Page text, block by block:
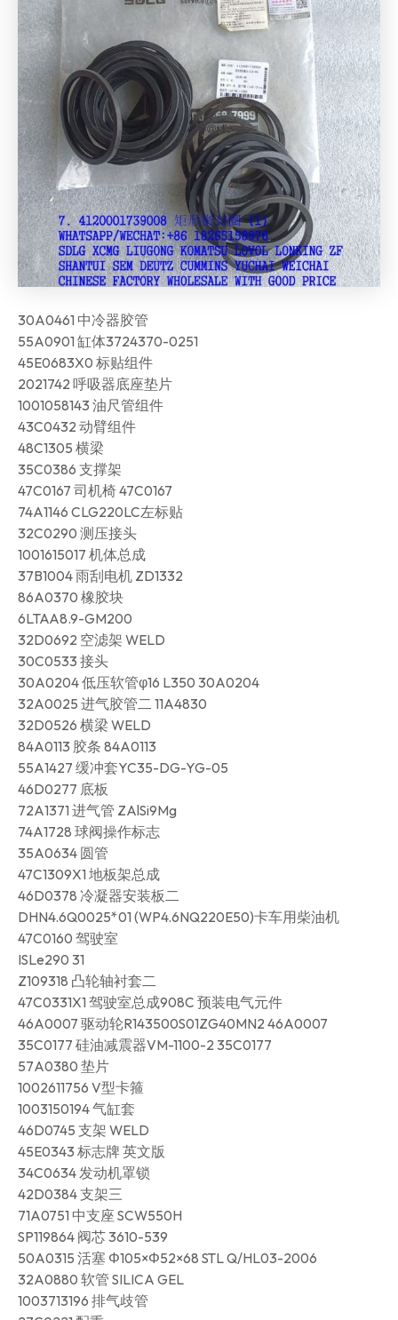
30A0461 中冷器胶管
55A0901 缸体3724370-0251
45E0683X0 标贴组件
2021742 呼吸器底座垫片
1001058143 油尺管组件
43C0432 动臂组件
48C1305 横梁
35C0386 支撑架
47C0167 司机椅 47C0167
74A1146 CLG220LC左标贴
32C0290 测压接头
1001615017 机体总成
37B1004 雨刮电机 ZD1332
86A0370 橡胶块
6LTAA8.9-GM200
32D0692 空滤架 WELD
30C0533 接头
30A0204 低压软管φ16 L350 30A0204
32A0025 进气胶管二 11A4830
32D0526 横梁 WELD
84A0113 胶条 84A0113
55A1427 缓冲套YC35-DG-YG-05
46D0277 底板
72A1371 进气管 ZAlSi9Mg
74A1728 球阀操作标志
35A0634 圆管
47C1309X1 地板架总成
46D0378 冷凝器安装板二
DHN4.6Q0025*01 (WP4.6NQ220E50)卡车用柴油机
47C0160 驾驶室
ISLe290 31
Z109318 凸轮轴衬套二
47C0331X1 驾驶室总成908C 预装电气元件
46A0007 驱动轮R143500S01ZG40MN2 46A0007
35C0177 硅油减震器VM-1100-2 35C0177
57A0380 垫片
1002611756 V型卡箍
1003150194 气缸套
46D0745 支架 WELD
45E0343 标志牌 英文版
34C0634 发动机罩锁
42D0384 支架三
71A0751 中支座 SCW550H
SP119864 阀芯 3610-539
50A0315 活塞 Φ105×Φ52×68 STL Q/HL03-2006
32A0880 软管 SILICA GEL
1003713196 排气歧管